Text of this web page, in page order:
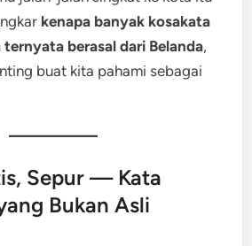
kenapa banyak kosakata
ternyata berasal dari Belanda,
buat kita pahami sebagai
Sepur — Kata
Bukan Asli